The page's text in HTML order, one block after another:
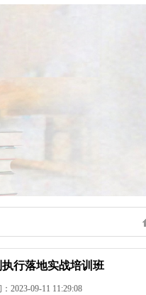
行落地实战培训班
2023-09-11 11:29:08